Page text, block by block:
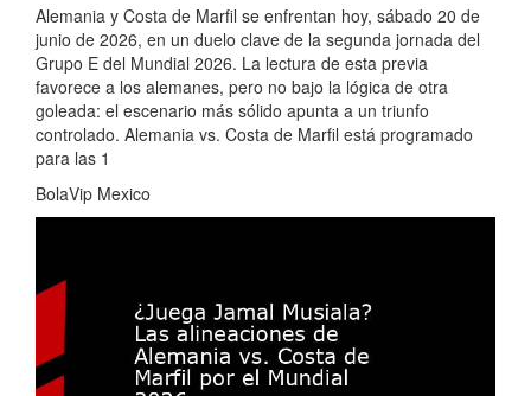
Alemania y Costa de Marfil se enfrentan hoy, sábado 20 de
junio de 2026, en un duelo clave de la segunda jornada del
Grupo E del Mundial 2026. La lectura de esta previa
favorece a los alemanes, pero no bajo la lógica de otra
goleada: el escenario más sólido apunta a un triunfo
controlado. Alemania vs. Costa de Marfil está programado
para las 1
BolaVip Mexico